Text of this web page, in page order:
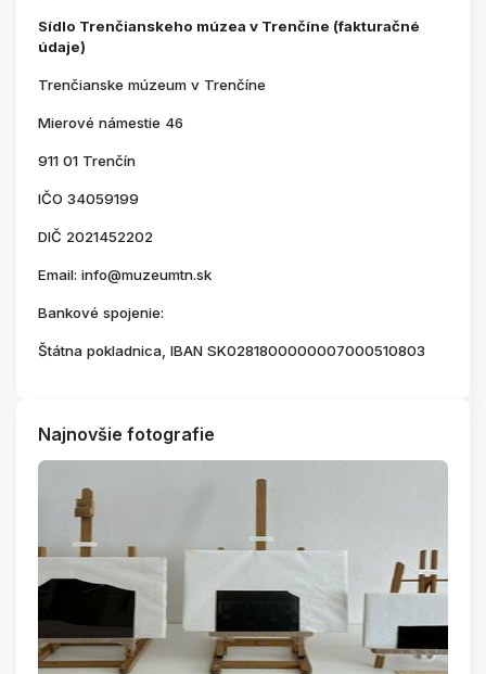
Sídlo Trenčianskeho múzea v Trenčíne (fakturačné
údaje)
Trenčianske múzeum v Trenčíne
Mierové námestie 46
911 01 Trenčín
IČO 34059199
DIČ 2021452202
Email: info@muzeumtn.sk
Bankové spojenie:
Štátna pokladnica, IBAN SK0281800000007000510803
Najnovšie fotografie